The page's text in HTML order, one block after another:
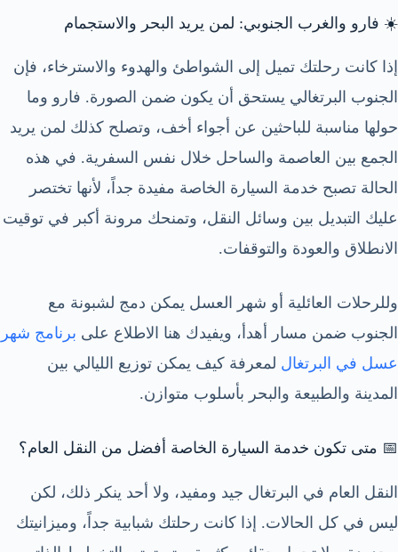
☀️ فارو والغرب الجنوبي: لمن يريد البحر والاستجمام
إذا كانت رحلتك تميل إلى الشواطئ والهدوء والاسترخاء، فإن
الجنوب البرتغالي يستحق أن يكون ضمن الصورة. فارو وما
حولها مناسبة للباحثين عن أجواء أخف، وتصلح كذلك لمن يريد
الجمع بين العاصمة والساحل خلال نفس السفرية. في هذه
الحالة تصبح خدمة السيارة الخاصة مفيدة جداً، لأنها تختصر
عليك التبديل بين وسائل النقل، وتمنحك مرونة أكبر في توقيت
الانطلاق والعودة والتوقفات.
وللرحلات العائلية أو شهر العسل يمكن دمج لشبونة مع
الجنوب ضمن مسار أهدأ، ويفيدك هنا الاطلاع على برنامج شهر
عسل في البرتغال لمعرفة كيف يمكن توزيع الليالي بين
المدينة والطبيعة والبحر بأسلوب متوازن.
📅 متى تكون خدمة السيارة الخاصة أفضل من النقل العام؟
النقل العام في البرتغال جيد ومفيد، ولا أحد ينكر ذلك، لكن
ليس في كل الحالات. إذا كانت رحلتك شبابية جداً، وميزانيتك